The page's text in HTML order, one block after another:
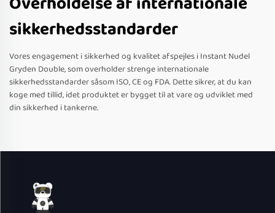
sikkerhedsstandarder
Vores engagement i sikkerhed og kvalitet afspejles i Instant Nudel
Gryden Double, som overholder strenge internationale
sikkerhedsstandarder såsom ISO, CE og FDA. Dette sikrer, at du kan
koge med tillid, idet produktet er bygget til at vare og udviklet med
din sikkerhed i tankerne.